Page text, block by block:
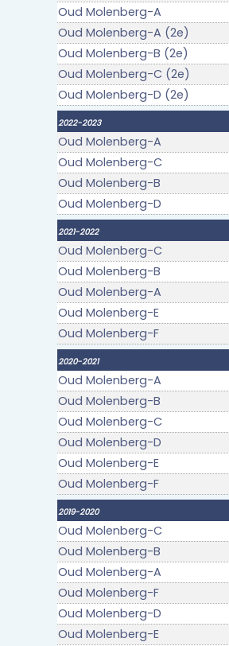
Oud Molenberg-A
Oud Molenberg-A (2e)
Oud Molenberg-B (2e)
Oud Molenberg-C (2e)
Oud Molenberg-D (2e)
2022-2023
Oud Molenberg-A
Oud Molenberg-C
Oud Molenberg-B
Oud Molenberg-D
2021-2022
Oud Molenberg-C
Oud Molenberg-B
Oud Molenberg-A
Oud Molenberg-E
Oud Molenberg-F
2020-2021
Oud Molenberg-A
Oud Molenberg-B
Oud Molenberg-C
Oud Molenberg-D
Oud Molenberg-E
Oud Molenberg-F
2019-2020
Oud Molenberg-C
Oud Molenberg-B
Oud Molenberg-A
Oud Molenberg-F
Oud Molenberg-D
Oud Molenberg-E